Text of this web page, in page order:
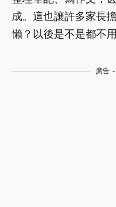
成。這也讓許多家長
懶？以後是不是都不
廣告